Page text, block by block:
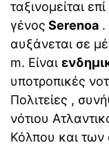
ταξινομείται
γένος Serenoa .
αυξάνεται σε
m. Είναι
υποτροπικές
Πολιτείες ,
νότιου
Κόλπου και